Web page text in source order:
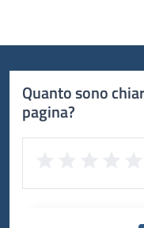
Quanto sono
pagina?